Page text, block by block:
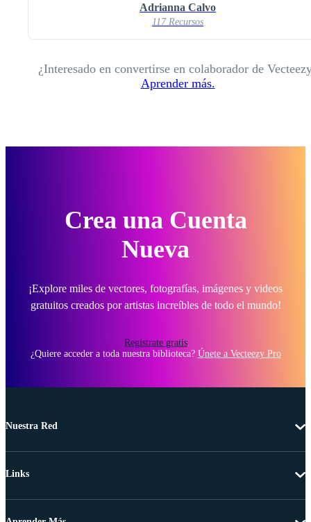
Adrianna Calvo
117 Recursos
¿Interesado en convertirse en colaborador de
Aprender más.
Crea una Cuenta
Nueva
¡Explore miles de vectores, fotografías, imágenes y videos
gratuitos creados por artistas increíbles de todo el mundo!
Regístrate gratis
¿Quiere acceder a toda nuestra biblioteca? Únete a Vecteezy Pro
Nuestra Red
Links